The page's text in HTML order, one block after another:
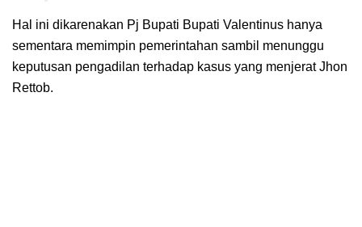
Hal ini dikarenakan Pj Bupati Bupati Valentinus hanya
sementara memimpin pemerintahan sambil menunggu
keputusan pengadilan terhadap kasus yang menjerat Jhon
Rettob.